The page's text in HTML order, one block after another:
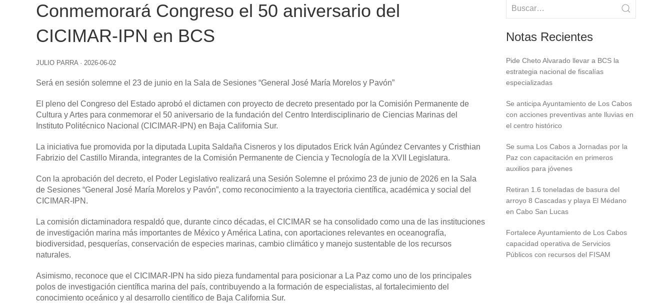
Conmemorará Congreso el 50 aniversario del
CICIMAR-IPN en BCS
JULIO PARRA · 2026-06-02
Será en sesión solemne el 23 de junio en la Sala de Sesiones “General José María Morelos y Pavón”
El pleno del Congreso del Estado aprobó el dictamen con proyecto de decreto presentado por la Comisión Permanente de
Cultura y Artes para conmemorar el 50 aniversario de la fundación del Centro Interdisciplinario de Ciencias Marinas del
Instituto Politécnico Nacional (CICIMAR-IPN) en Baja California Sur.
La iniciativa fue promovida por la diputada Lupita Saldaña Cisneros y los diputados Erick Iván Agúndez Cervantes y Cristhian
Fabrizio del Castillo Miranda, integrantes de la Comisión Permanente de Ciencia y Tecnología de la XVII Legislatura.
Con la aprobación del decreto, el Poder Legislativo realizará una Sesión Solemne el próximo 23 de junio de 2026 en la Sala
de Sesiones “General José María Morelos y Pavón”, como reconocimiento a la trayectoria científica, académica y social del
CICIMAR-IPN.
La comisión dictaminadora respaldó que, durante cinco décadas, el CICIMAR se ha consolidado como una de las instituciones
de investigación marina más importantes de México y América Latina, con aportaciones relevantes en oceanografía,
biodiversidad, pesquerías, conservación de especies marinas, cambio climático y manejo sustentable de los recursos
naturales.
Asimismo, reconoce que el CICIMAR-IPN ha sido pieza fundamental para posicionar a La Paz como uno de los principales
polos de investigación científica marina del país, contribuyendo a la formación de especialistas, al fortalecimiento del
conocimiento oceánico y al desarrollo científico de Baja California Sur.
Notas Recientes
Pide Cheto Alvarado llevar a BCS la
estrategia nacional de fiscalías
especializadas
Se anticipa Ayuntamiento de Los Cabos
con acciones preventivas ante lluvias en
el centro histórico
Se suma Los Cabos a Jornadas por la
Paz con capacitación en primeros
auxilios para jóvenes
Retiran 1.6 toneladas de basura del
arroyo 8 Cascadas y playa El Médano
en Cabo San Lucas
Fortalece Ayuntamiento de Los Cabos
capacidad operativa de Servicios
Públicos con recursos del FISAM